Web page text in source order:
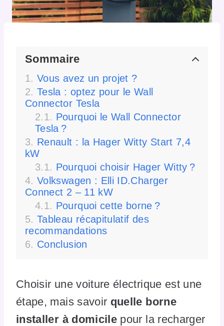
Sommaire
Vous avez un projet ?
Tesla : optez pour le Wall
Connector Tesla
Pourquoi le Wall Connector
Tesla ?
Renault : la Hager Witty Start 7,4
kW
Pourquoi choisir Hager Witty ?
Volkswagen : Elli ID.Charger
Connect 2 – 11 kW
Pourquoi cette borne ?
Tableau récapitulatif des
recommandations
Conclusion
Choisir une voiture électrique est une
étape, mais savoir quelle borne
installer à domicile pour la recharger